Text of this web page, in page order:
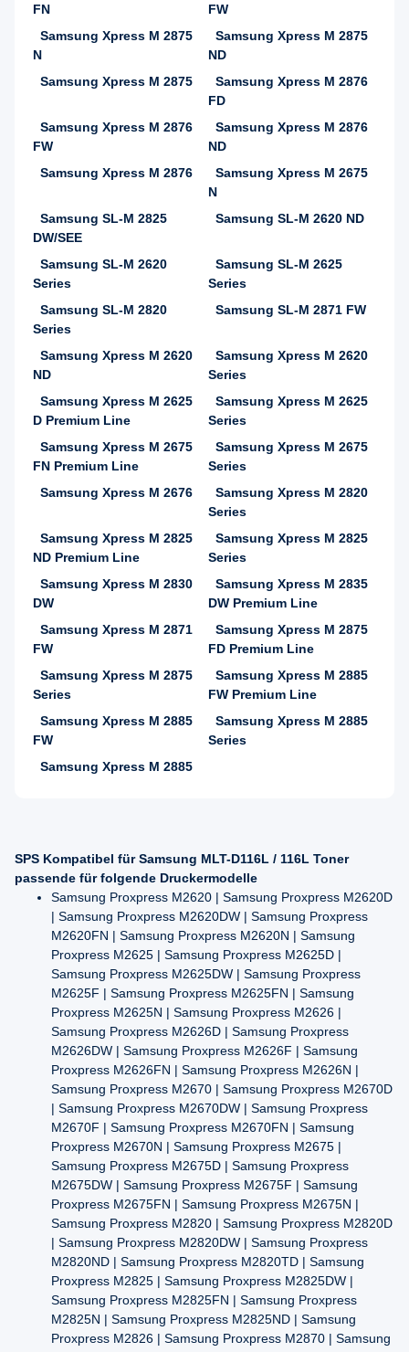
FN
FW
Samsung Xpress M 2875
N
Samsung Xpress M 2875
ND
Samsung Xpress M 2875
Samsung Xpress M 2876
FD
Samsung Xpress M 2876
FW
Samsung Xpress M 2876
ND
Samsung Xpress M 2876
Samsung Xpress M 2675
N
Samsung SL-M 2825
DW/SEE
Samsung SL-M 2620 ND
Samsung SL-M 2620
Series
Samsung SL-M 2625
Series
Samsung SL-M 2820
Series
Samsung SL-M 2871 FW
Samsung Xpress M 2620
ND
Samsung Xpress M 2620
Series
Samsung Xpress M 2625
D Premium Line
Samsung Xpress M 2625
Series
Samsung Xpress M 2675
FN Premium Line
Samsung Xpress M 2675
Series
Samsung Xpress M 2676
Samsung Xpress M 2820
Series
Samsung Xpress M 2825
ND Premium Line
Samsung Xpress M 2825
Series
Samsung Xpress M 2830
DW
Samsung Xpress M 2835
DW Premium Line
Samsung Xpress M 2871
FW
Samsung Xpress M 2875
FD Premium Line
Samsung Xpress M 2875
Series
Samsung Xpress M 2885
FW Premium Line
Samsung Xpress M 2885
FW
Samsung Xpress M 2885
Series
Samsung Xpress M 2885
SPS Kompatibel für Samsung MLT-D116L / 116L Toner
passende für folgende Druckermodelle
Samsung Proxpress M2620 | Samsung Proxpress M2620D
| Samsung Proxpress M2620DW | Samsung Proxpress
M2620FN | Samsung Proxpress M2620N | Samsung
Proxpress M2625 | Samsung Proxpress M2625D |
Samsung Proxpress M2625DW | Samsung Proxpress
M2625F | Samsung Proxpress M2625FN | Samsung
Proxpress M2625N | Samsung Proxpress M2626 |
Samsung Proxpress M2626D | Samsung Proxpress
M2626DW | Samsung Proxpress M2626F | Samsung
Proxpress M2626FN | Samsung Proxpress M2626N |
Samsung Proxpress M2670 | Samsung Proxpress M2670D
| Samsung Proxpress M2670DW | Samsung Proxpress
M2670F | Samsung Proxpress M2670FN | Samsung
Proxpress M2670N | Samsung Proxpress M2675 |
Samsung Proxpress M2675D | Samsung Proxpress
M2675DW | Samsung Proxpress M2675F | Samsung
Proxpress M2675FN | Samsung Proxpress M2675N |
Samsung Proxpress M2820 | Samsung Proxpress M2820D
| Samsung Proxpress M2820DW | Samsung Proxpress
M2820ND | Samsung Proxpress M2820TD | Samsung
Proxpress M2825 | Samsung Proxpress M2825DW |
Samsung Proxpress M2825FN | Samsung Proxpress
M2825N | Samsung Proxpress M2825ND | Samsung
Proxpress M2826 | Samsung Proxpress M2870 | Samsung